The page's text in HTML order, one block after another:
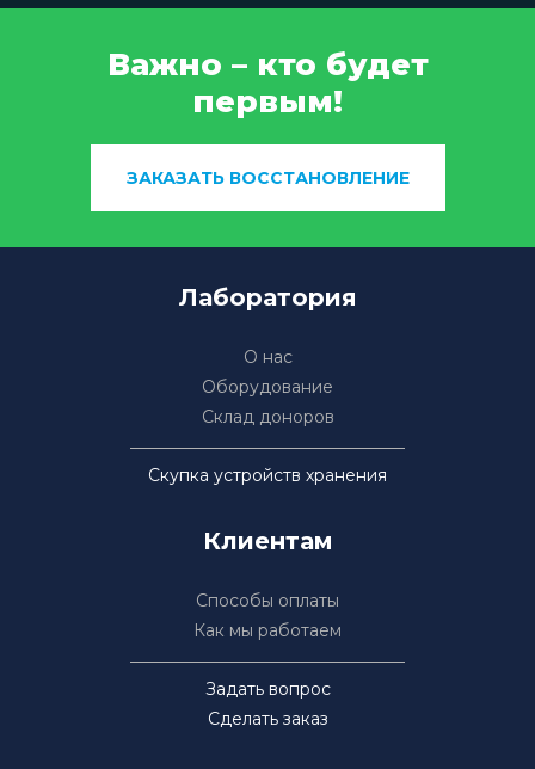
Важно – кто будет
первым!
ЗАКАЗАТЬ ВОССТАНОВЛЕНИЕ
Лаборатория
О нас
Оборудование
Склад доноров
Скупка устройств хранения
Клиентам
Способы оплаты
Как мы работаем
Задать вопрос
Сделать заказ